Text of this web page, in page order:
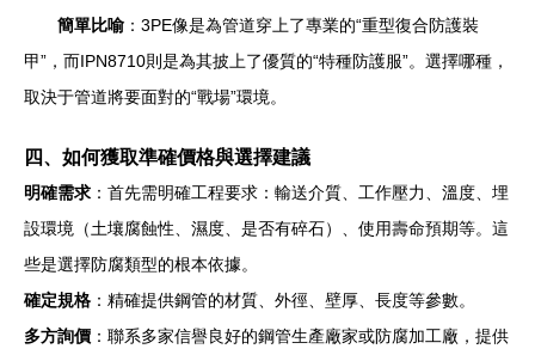
簡單比喻 ：3PE像是為管道穿上了專業的“重型復合防護裝
甲”，而IPN8710則是為其披上了優質的“特種防護服”。選擇哪種，
取決于管道將要面對的“戰場”環境。
四、如何獲取準確價格與選擇建議
明確需求 ：首先需明確工程要求：輸送介質、工作壓力、溫度、埋
設環境（土壤腐蝕性、濕度、是否有碎石）、使用壽命預期等。這
些是選擇防腐類型的根本依據。
確定規格 ：精確提供鋼管的材質、外徑、壁厚、長度等參數。
多方詢價 ：聯系多家信譽良好的鋼管生產廠家或防腐加工廠，提供